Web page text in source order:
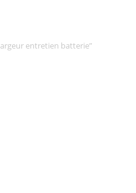
entretien batterie”